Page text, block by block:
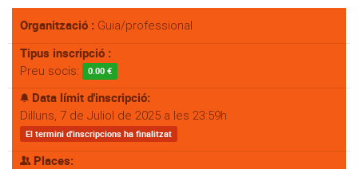
Organització : Guia/professional
Tipus inscripció :
Preu socis: 0.00 €
Data límit d'inscripció:
Dilluns, 7 de Juliol de 2025 a les 23:59h
El termini d'inscripcions ha finalitzat
Places: